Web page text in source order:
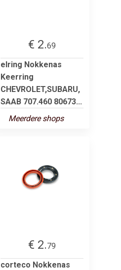
€ 2.69
elring Nokkenas
Keerring
CHEVROLET,SUBARU,
SAAB 707.460 80673...
Meerdere shops
€ 2.79
corteco Nokkenas